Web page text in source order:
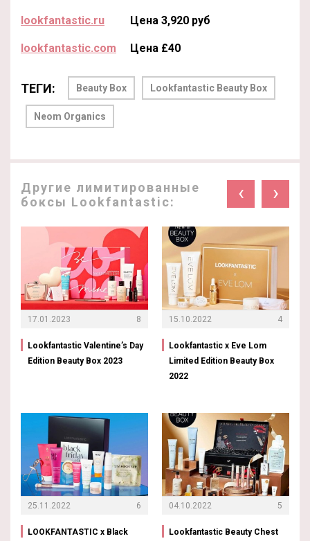
lookfantastic.ru Цена 3,920 руб
lookfantastic.com Цена £40
ТЕГИ: Beauty Box Lookfantastic Beauty Box
Neom Organics
Другие лимитированные
боксы Lookfantastic:
‹ ›
17.01.2023 8
Lookfantastic Valentine’s Day
Edition Beauty Box 2023
25.11.2022 6
LOOKFANTASTIC x Black
15.10.2022 4
Lookfantastic x Eve Lom
Limited Edition Beauty Box
2022
04.10.2022 5
Lookfantastic Beauty Chest